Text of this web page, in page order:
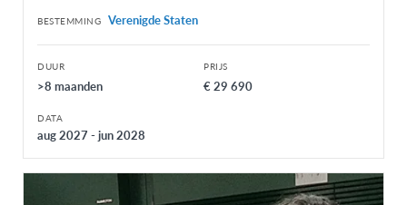
BESTEMMING Verenigde Staten
DUUR
>8 maanden
PRIJS
€ 29 690
DATA
aug 2027 - jun 2028